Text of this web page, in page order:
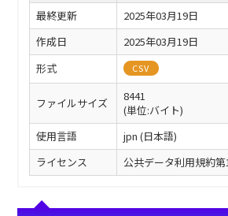
最終更新
2025年03月19日
作成日
2025年03月19日
形式
CSV
ファイルサイズ
8441
(単位:バイト)
使用言語
jpn (日本語)
ライセンス
公共データ利用規約第